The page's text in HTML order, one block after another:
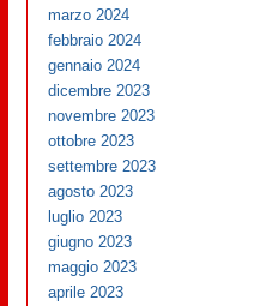
marzo 2024
febbraio 2024
gennaio 2024
dicembre 2023
novembre 2023
ottobre 2023
settembre 2023
agosto 2023
luglio 2023
giugno 2023
maggio 2023
aprile 2023